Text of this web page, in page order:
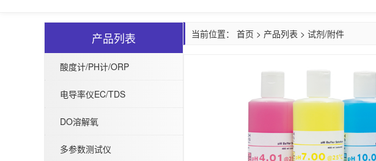
产品列表
酸度计/PH计/ORP
电导率仪EC/TDS
DO溶解氧
多参数测试仪
当前位置： 首页 > 产品列表 > 试剂/附件